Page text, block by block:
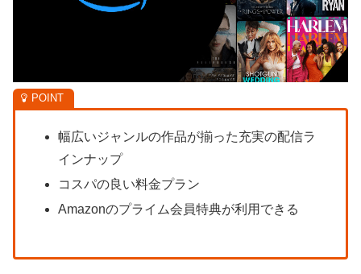
幅広いジャンルの作品が揃った充実の配信ラ
インナップ
コスパの良い料金プラン
Amazonのプライム会員特典が利用できる